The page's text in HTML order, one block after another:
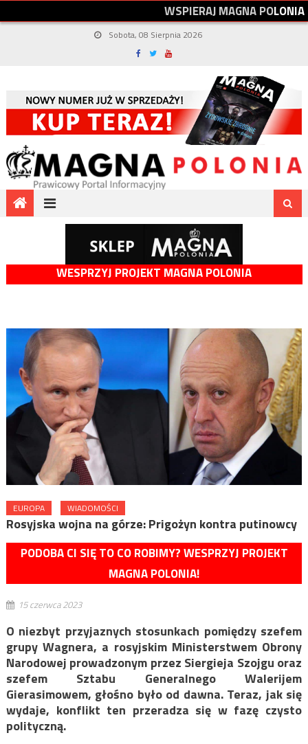
WSPIERAJMAGNAPOLONIA
Sobota, 08 Sierpnia 2026
WESPRZYJ PROJEKT MAGNA POLONIA
EUROPA WIADOMOŚCI
Rosyjska wojna na górze: Prigożyn kontra putinowcy
PODOBA CI SIĘ TO CO ROBIMY? WESPRZYJ PROJEKT
MAGNA POLONIA!
15 czerwca 2023
O niezbyt przyjaznych stosunkach pomiędzy szefem
grupy Wagnera, a rosyjskim Ministerstwem Obrony
Narodowej prowadzonym przez Siergieja Szojgu oraz
szefem Sztabu Generalnego Walerijem
Gierasimowem, głośno było od dawna. Teraz, jak się
wydaje, konflikt ten przeradza się w fazę czysto
polityczną.